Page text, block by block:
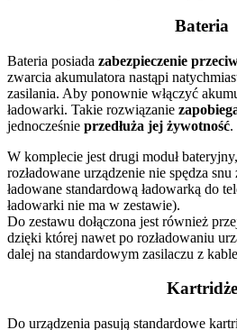
Bateria
Bateria posiada zabezpieczenie
zwarcia akumulatora nastąpi
zasilania. Aby ponownie włączyć
ładowarki. Takie rozwiązanie
jednocześnie przedłuża jej żywotność.
W komplecie jest drugi moduł
rozładowane urządzenie nie spędza
ładowane standardową ładowarką do
ładowarki nie ma w zestawie).
Do zestawu dołączona jest również
dzięki której nawet po rozładowaniu
dalej na standardowym zasilaczu z
Kartridże
Do urządzenia pasują standardowe